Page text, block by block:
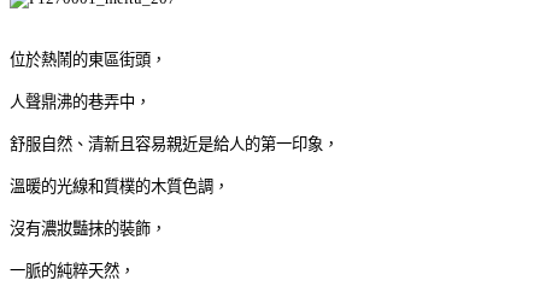
位於熱鬧的東區街頭，
人聲鼎沸的巷弄中，
舒服自然、清新且容易親近是給人的第一印象，
溫暖的光線和質樸的木質色調，
沒有濃妝豔抹的裝飾，
一脈的純粹天然，